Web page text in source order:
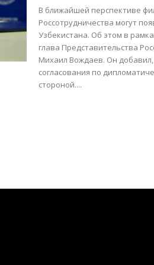
В ближайшей перспективе
Россотрудничества могут
Узбекистана. Об этом в
глава Представительства
Михаил Вождаев. Он
согласования по
стороной....